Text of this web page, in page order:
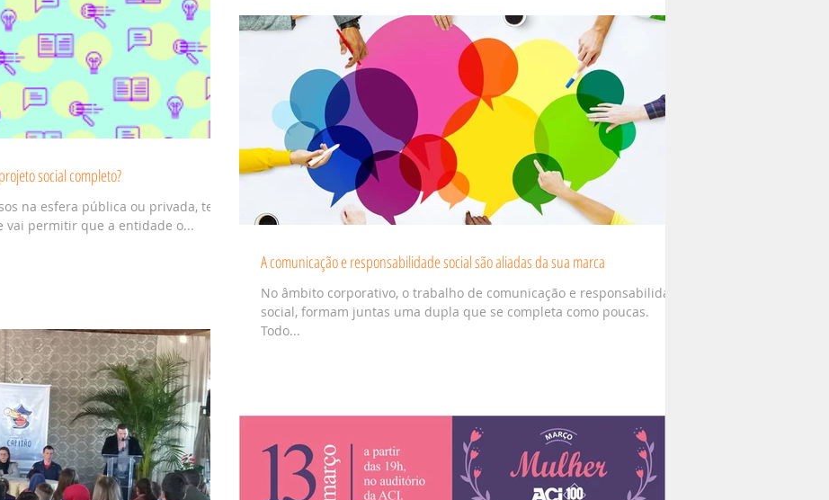
social completo?
na esfera pública ou privada, ter
vai permitir que a entidade o...
A comunicação e responsabilidade social são aliadas da sua marca
No âmbito corporativo, o trabalho de comunicação e responsabilidade
social, formam juntas uma dupla que se completa como poucas.
Todo...